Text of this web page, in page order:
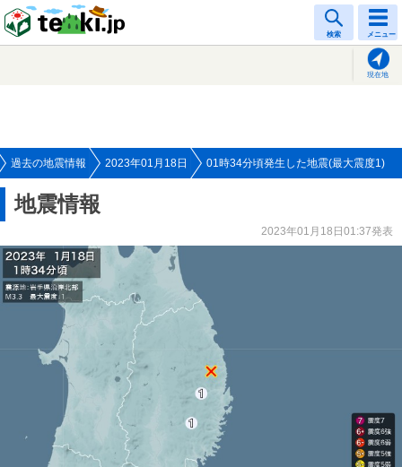
検索 メニュー
現在地
過去の地震情報 2023年01月18日 01時34分頃発生した地震(最大震度1)
地震情報
2023年01月18日01:37発表